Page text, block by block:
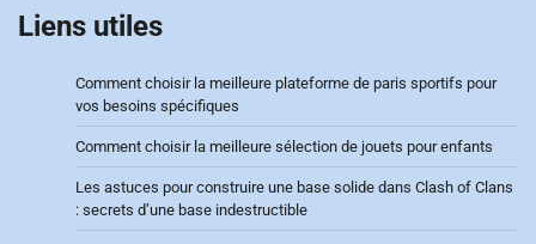
Liens utiles
Comment choisir la meilleure plateforme de paris sportifs pour
vos besoins spécifiques
Comment choisir la meilleure sélection de jouets pour enfants
Les astuces pour construire une base solide dans Clash of Clans
: secrets d’une base indestructible